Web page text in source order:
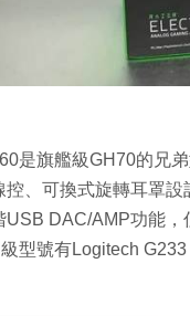
是旗艦級GH70的兄
控、可換式旋轉耳罩
USB DAC/AMP功能
型號有Logitech